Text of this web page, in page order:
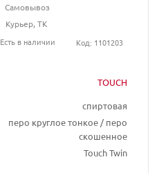
TOUCH
спиртовая
перо круглое тонкое / перо
скошенное
Touch Twin
Самовывоз
Курьер, ТК
Есть в наличии
Код: 1101203